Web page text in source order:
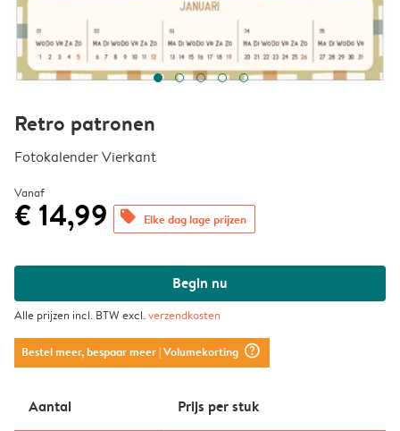
Retro patronen
Fotokalender Vierkant
Vanaf
€ 14,99 offers Elke dag lage prijzen
Begin nu
Alle prijzen incl. BTW excl.verzendkosten
Bestel meer, bespaar meer| Volumekorting question_mark_circle
Aantal Prijs per stuk